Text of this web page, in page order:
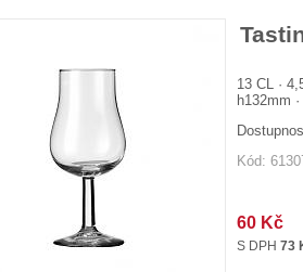
13 CL ·
h132mm
Kód:
60 Kč
S DPH 73